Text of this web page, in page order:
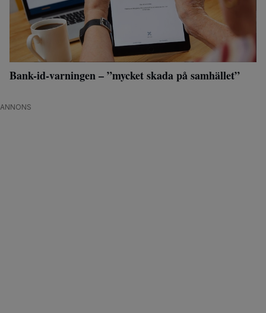
Bank-id-varningen – ”mycket skada på samhället”
ANNONS